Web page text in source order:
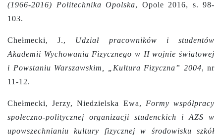
(1966-2016) Politechnika Opolska, Opole 2016, s. 98-
103.
Chełmecki, J., Udział pracowników i studentów
Akademii Wychowania Fizycznego w II wojnie światowej
i Powstaniu Warszawskim, „Kultura Fizyczna” 2004, nr
11-12.
Chełmecki, Jerzy, Niedzielska Ewa, Formy współpracy
społeczno-politycznej organizacji studenckich i AZS w
upowszechnianiu kultury fizycznej w środowisku szkół